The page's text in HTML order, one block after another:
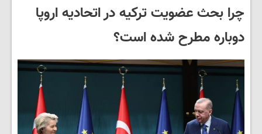
چرا بحث عضویت ترکیه در اتحادیه اروپا
دوباره مطرح شده است؟